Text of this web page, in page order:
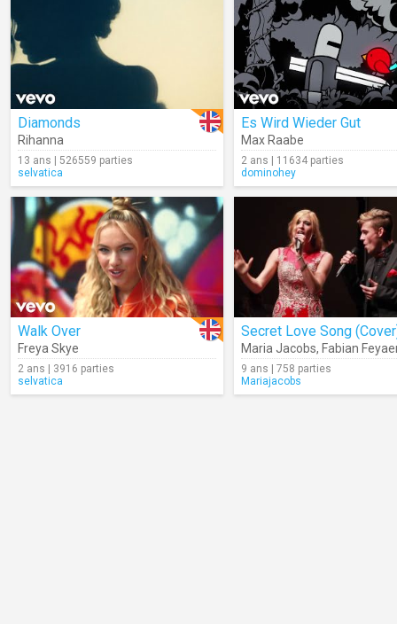
Diamonds
Rihanna
13 ans | 526559 parties
selvatica
Es Wird Wieder Gut
Max Raabe
2 ans | 11634 parties
dominohey
Walk Over
Freya Skye
2 ans | 3916 parties
selvatica
Secret Love Song
Maria Jacobs, Fabian
9 ans | 758 parties
Mariajacobs